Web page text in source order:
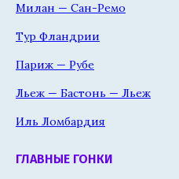
Милан — Сан-Ремо
Тур Фландрии
Париж — Рубе
Льеж — Бастонь — Льеж
Иль Ломбардия
ГЛАВНЫЕ ГОНКИ